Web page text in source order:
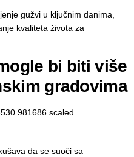
gužvi u ključnim danima,
kvaliteta života za
bi biti više
gradovima
da se suoči sa